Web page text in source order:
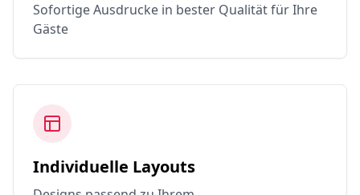
Sofortige Ausdrucke in bester Qualität für Ihre
Gäste
Individuelle Layouts